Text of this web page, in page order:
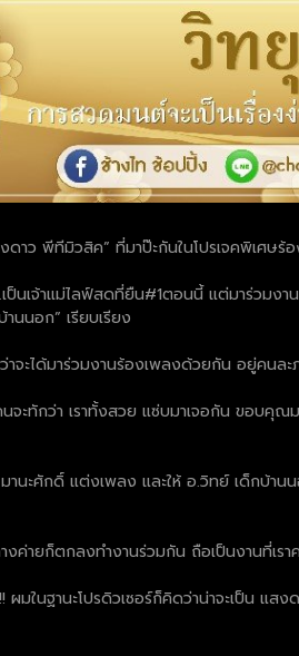
ว พีทีมิวสิค” ที่มาป๊ะกันในโปรเจคพิเศษร้อ
นเจ้าแม่ไลฟ์สดที่ยืน#1ตอนนี้ แต่มาร่วมง
นนอก” เรียบเรียง
จะได้มาร่วมงานร้องเพลงด้วยกัน อยู่คนล
ะทักว่า เราทั้งสวย แซ่บมาเจอกัน ขอบคุณม
านะศักดิ์ แต่งเพลง และให้ อ.วิทย์ เด็กบ้า
ก็ตกลงทำงานร่วมกัน ถือเป็นงานที่เราค
นฐานะโปรดิวเซอร์ก็คิดว่าน่าจะเป็น แสง